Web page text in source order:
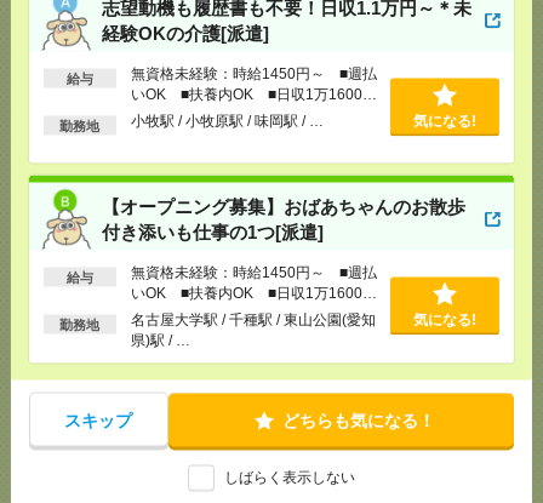
志望動機も履歴書も不要！日収1.1万円～＊未
経験OKの介護[派遣]
給与
無資格未経験：時給1450円～ ■週払
いOK ■扶養内OK ■日収1万1600円
以上
勤務地 小牧駅 / 小牧原駅 / 味岡駅 / … 気になる!
【オープニング募集】おばあちゃんのお散歩
付き添いも仕事の1つ[派遣]
給与
無資格未経験：時給1450円～ ■週払
いOK ■扶養内OK ■日収1万1600円
以上
勤務地
名古屋大学駅 / 千種駅 / 東山公園(愛知
県)駅 / …
気になる!
スキップ どちらも気になる！
しばらく表示しない
[勤務地] 名古屋大学駅/千種駅/東山公園(愛知県)駅
…
【医療行為はナシ】時給1400円！病院で備品のチェ
ックなど＊[派遣]
[給 与]無資格の方：時給1400円～1750円 / 介護
福祉士：時給1700円～2125円 / 初任者以上：時給
1500円～1875円
[交通費]
全額支給
[勤務地]栄(愛知県)駅
＜医療行為はナシ＞時給1400円！病院で備品のチェ
ックなど[派遣]
無資格の方：時給1400円～1750円 / 介護
福祉士：時給1700円～2125円 / 初任者以上：時給